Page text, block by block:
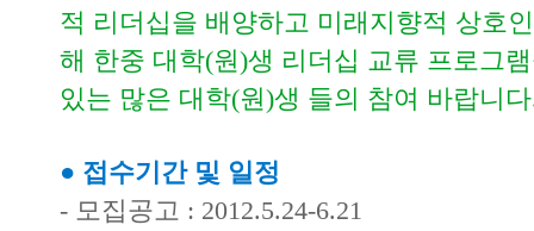
적 리더십을 배양하고 미래지향적 상호
해 한중 대학(원)생 리더십 교류 프로그
있는 많은 대학(원)생 들의 참여 바랍니
● 접수기간 및 일정
- 모집공고 : 2012.5.24-6.21